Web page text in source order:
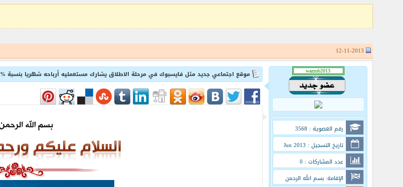
رقم العضوية : 3568
تاريخ التسجيل : Jun 2013
عدد المشاركات : 0
الإقامة: بسم الله الرحمن
موقع اجتماعي جديد مثل فايسبوك في مرحلة الاطلاق يشارك مستعمليه أرباحه شهريا بنسبة %70بشرط أن تتسجل قبل 30/01/2014